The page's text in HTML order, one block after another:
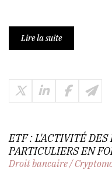
Lire la suite
ETF : L'ACTIVITÉ
PARTICULIERS EN
Droit bancaire/